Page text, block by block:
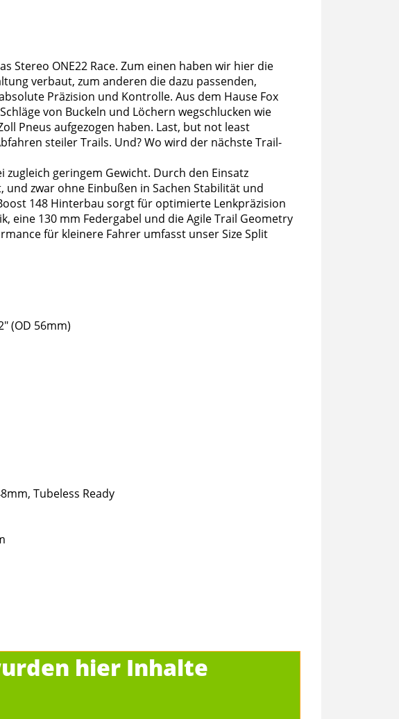
ONE22 Race. Zum einen haben wir hier die
verbaut, zum anderen die dazu passenden,
Präzision und Kontrolle. Aus dem Hause Fox
von Buckeln und Löchern wegschlucken wie
Pneus aufgezogen haben. Last, but not least
steiler Trails. Und? Wo wird der nächste Trail-
geringem Gewicht. Durch den Einsatz
zwar ohne Einbußen in Sachen Stabilität und
148 Hinterbau sorgt für optimierte Lenkpräzision
eine 130 mm Federgabel und die Agile Trail Geometry
für kleinere Fahrer umfasst unser Size Split
(OD 56mm)
Tubeless Ready
hier Inhalte